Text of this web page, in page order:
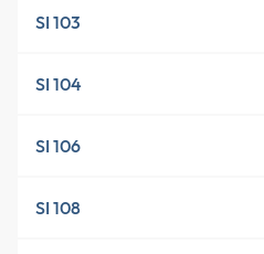
SI 103
SI 104
SI 106
SI 108